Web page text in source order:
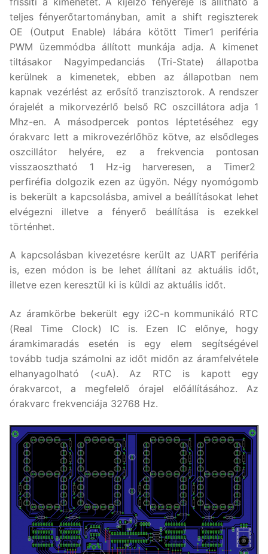
teljes fényerőtartományban, amit a shift regiszterek
OE (Output Enable) lábára kötött Timer1 periféria
PWM üzemmódba állított munkája adja. A kimenet
tiltásakor Nagyimpedanciás (Tri-State) állapotba
kerülnek a kimenetek, ebben az állapotban nem
kapnak vezérlést az erősítő tranzisztorok. A rendszer
órajelét a mikorvezérlő belső RC oszcillátora adja 1
Mhz-en. A másodpercek pontos léptetéséhez egy
órakvarc lett a mikrovezérlőhöz kötve, az elsődleges
oszcillátor helyére, ez a frekvencia pontosan
visszaosztható 1 Hz-ig harveresen, a Timer2
perfiréfia dolgozik ezen az ügyön. Négy nyomógomb
is bekerült a kapcsolásba, amivel a beállításokat lehet
elvégezni illetve a fényerő beállítása is ezekkel
történhet.
A kapcsolásban kivezetésre került az UART periféria
is, ezen módon is be lehet állítani az aktuális időt,
illetve ezen keresztül ki is küldi az aktuális időt.
Az áramkörbe bekerült egy i2C-n kommunikáló RTC
(Real Time Clock) IC is. Ezen IC előnye, hogy
áramkimaradás esetén is egy elem segítségével
tovább tudja számolni az időt midőn az áramfelvétele
elhanyagolható (<uA). Az RTC is kapott egy
órakvarcot, a megfelelő órajel előállításához. Az
órakvarc frekvenciája 32768 Hz.